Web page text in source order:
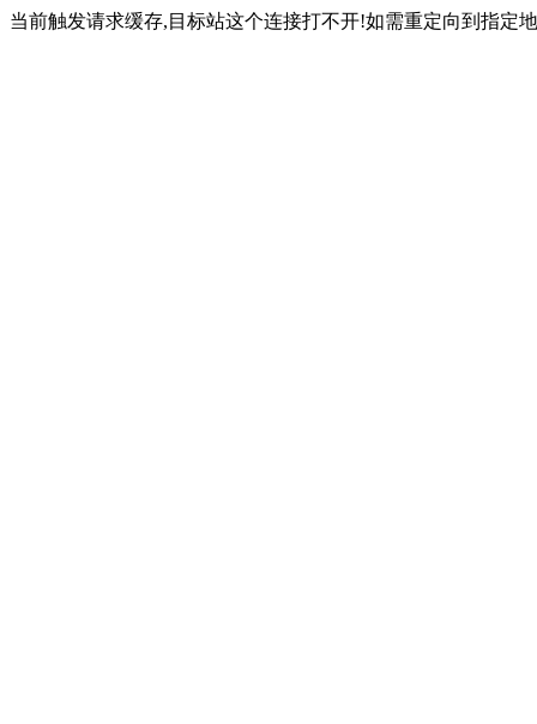
当前触发请求缓存,目标站这个连接打不开!如需重定向到指定